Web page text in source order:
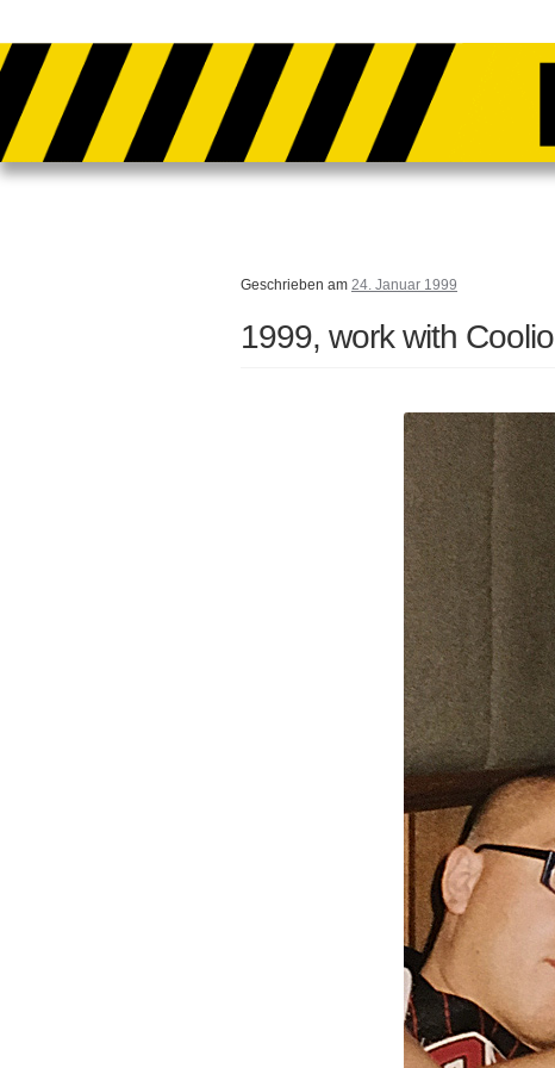
Geschrieben am24. Januar 1999
1999, work with Coolio